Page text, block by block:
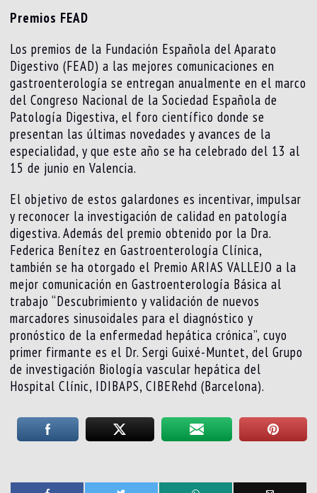
Premios FEAD
Los premios de la Fundación Española del Aparato
Digestivo (FEAD) a las mejores comunicaciones en
gastroenterología se entregan anualmente en el marco
del Congreso Nacional de la Sociedad Española de
Patología Digestiva, el foro científico donde se
presentan las últimas novedades y avances de la
especialidad, y que este año se ha celebrado del 13 al
15 de junio en Valencia.
El objetivo de estos galardones es incentivar, impulsar
y reconocer la investigación de calidad en patología
digestiva. Además del premio obtenido por la Dra.
Federica Benítez en Gastroenterología Clínica,
también se ha otorgado el Premio ARIAS VALLEJO a la
mejor comunicación en Gastroenterología Básica al
trabajo “Descubrimiento y validación de nuevos
marcadores sinusoidales para el diagnóstico y
pronóstico de la enfermedad hepática crónica”, cuyo
primer firmante es el Dr. Sergi Guixé-Muntet, del Grupo
de investigación Biología vascular hepática del
Hospital Clínic, IDIBAPS, CIBERehd (Barcelona).